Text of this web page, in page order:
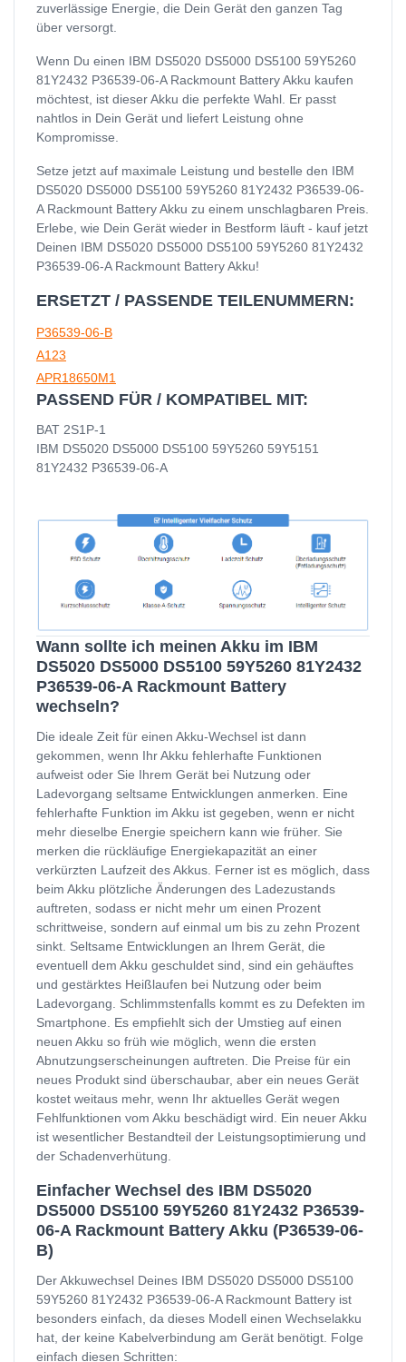
zuverlässige Energie, die Dein Gerät den ganzen Tag
über versorgt.
Wenn Du einen IBM DS5020 DS5000 DS5100 59Y5260
81Y2432 P36539-06-A Rackmount Battery Akku kaufen
möchtest, ist dieser Akku die perfekte Wahl. Er passt
nahtlos in Dein Gerät und liefert Leistung ohne
Kompromisse.
Setze jetzt auf maximale Leistung und bestelle den IBM
DS5020 DS5000 DS5100 59Y5260 81Y2432 P36539-06-
A Rackmount Battery Akku zu einem unschlagbaren Preis.
Erlebe, wie Dein Gerät wieder in Bestform läuft - kauf jetzt
Deinen IBM DS5020 DS5000 DS5100 59Y5260 81Y2432
P36539-06-A Rackmount Battery Akku!
ERSETZT / PASSENDE TEILENUMMERN:
P36539-06-B
A123
APR18650M1
PASSEND FÜR / KOMPATIBEL MIT:
BAT 2S1P-1
IBM DS5020 DS5000 DS5100 59Y5260 59Y5151
81Y2432 P36539-06-A
Wann sollte ich meinen Akku im IBM
DS5020 DS5000 DS5100 59Y5260 81Y2432
P36539-06-A Rackmount Battery
wechseln?
Die ideale Zeit für einen Akku-Wechsel ist dann
gekommen, wenn Ihr Akku fehlerhafte Funktionen
aufweist oder Sie Ihrem Gerät bei Nutzung oder
Ladevorgang seltsame Entwicklungen anmerken. Eine
fehlerhafte Funktion im Akku ist gegeben, wenn er nicht
mehr dieselbe Energie speichern kann wie früher. Sie
merken die rückläufige Energiekapazität an einer
verkürzten Laufzeit des Akkus. Ferner ist es möglich, dass
beim Akku plötzliche Änderungen des Ladezustands
auftreten, sodass er nicht mehr um einen Prozent
schrittweise, sondern auf einmal um bis zu zehn Prozent
sinkt. Seltsame Entwicklungen an Ihrem Gerät, die
eventuell dem Akku geschuldet sind, sind ein gehäuftes
und gestärktes Heißlaufen bei Nutzung oder beim
Ladevorgang. Schlimmstenfalls kommt es zu Defekten im
Smartphone. Es empfiehlt sich der Umstieg auf einen
neuen Akku so früh wie möglich, wenn die ersten
Abnutzungserscheinungen auftreten. Die Preise für ein
neues Produkt sind überschaubar, aber ein neues Gerät
kostet weitaus mehr, wenn Ihr aktuelles Gerät wegen
Fehlfunktionen vom Akku beschädigt wird. Ein neuer Akku
ist wesentlicher Bestandteil der Leistungsoptimierung und
der Schadenverhütung.
Einfacher Wechsel des IBM DS5020
DS5000 DS5100 59Y5260 81Y2432 P36539-
06-A Rackmount Battery Akku (P36539-06-
B)
Der Akkuwechsel Deines IBM DS5020 DS5000 DS5100
59Y5260 81Y2432 P36539-06-A Rackmount Battery ist
besonders einfach, da dieses Modell einen Wechselakku
hat, der keine Kabelverbindung am Gerät benötigt. Folge
einfach diesen Schritten: